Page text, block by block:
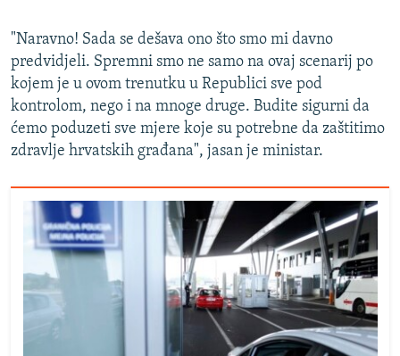
"Naravno! Sada se dešava ono što smo mi davno
predvidjeli. Spremni smo ne samo na ovaj scenarij po
kojem je u ovom trenutku u Republici sve pod
kontrolom, nego i na mnoge druge. Budite sigurni da
ćemo poduzeti sve mjere koje su potrebne da zaštitimo
zdravlje hrvatskih građana", jasan je ministar.